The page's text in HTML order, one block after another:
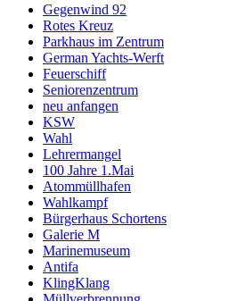
Gegenwind 92
Rotes Kreuz
Parkhaus im Zentrum
German Yachts-Werft
Feuerschiff
Seniorenzentrum
neu anfangen
KSW
Wahl
Lehrermangel
100 Jahre 1.Mai
Atommüllhafen
Wahlkampf
Bürgerhaus Schortens
Galerie M
Marinemuseum
Antifa
KlingKlang